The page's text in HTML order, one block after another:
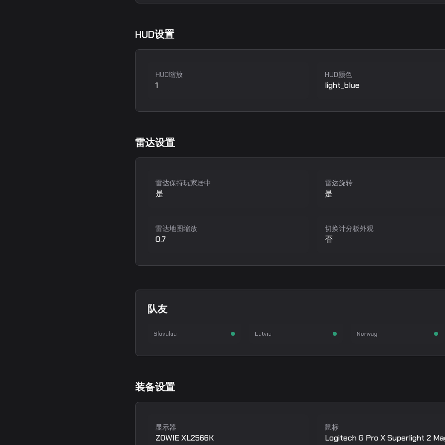
HUD设置
HUD缩放
1
HUD颜色
light_blue
雷达设置
雷达保持玩家居中
是
雷达旋转
是
雷达地图缩放
0.7
切换计分板外观
否
队友
步枪手
frozen
David Čerňanský
Slovakia 狙击手
Latvia 突破手
Norway
装备设置
显示器
ZOWIE XL2566K
鼠标
Logitech G Pro X Superlight 2